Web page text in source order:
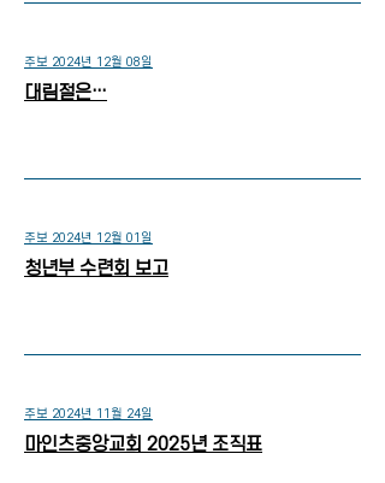
주보 2024년 12월 08일
대림절은…
주보 2024년 12월 01일
청년부 수련회 보고
주보 2024년 11월 24일
마인츠중앙교회 2025년 조직표